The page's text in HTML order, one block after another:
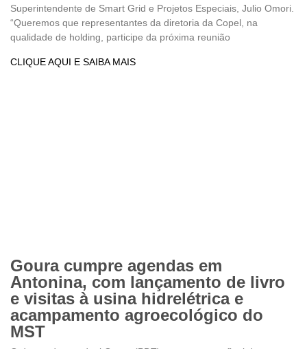
Superintendente de Smart Grid e Projetos Especiais, Julio Omori.
“Queremos que representantes da diretoria da Copel, na
qualidade de holding, participe da próxima reunião
CLIQUE AQUI E SAIBA MAIS
Goura cumpre agendas em
Antonina, com lançamento de livro
e visitas à usina hidrelétrica e
acampamento agroecológico do
MST